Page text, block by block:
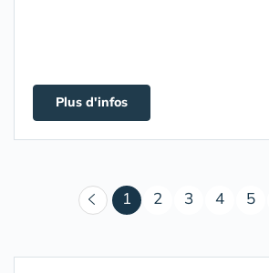
Plus d'infos
1 (courant)
2 3 4 5